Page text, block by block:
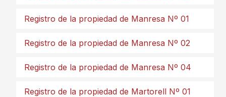
Registro de la propiedad de Manresa Nº 01
Registro de la propiedad de Manresa Nº 02
Registro de la propiedad de Manresa Nº 04
Registro de la propiedad de Martorell Nº 01